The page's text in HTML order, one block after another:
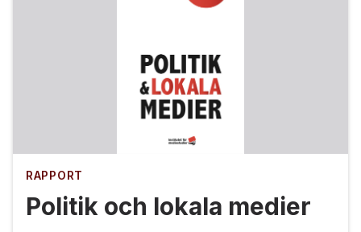
RAPPORT
Politik och lokala medier